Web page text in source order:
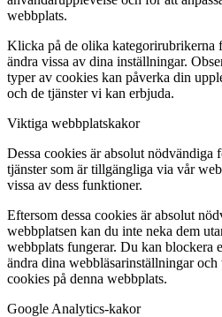
webbplats.
Klicka på de olika kategorirubrikerna
ändra vissa av dina inställningar.
typer av cookies kan påverka din
och de tjänster vi kan erbjuda.
Viktiga webbplatskakor
Dessa cookies är absolut nödvändiga
tjänster som är tillgängliga via vår
vissa av dess funktioner.
Eftersom dessa cookies är absolut
webbplatsen kan du inte neka dem
webbplats fungerar. Du kan blockera
ändra dina webbläsarinställningar
cookies på denna webbplats.
Google Analytics-kakor